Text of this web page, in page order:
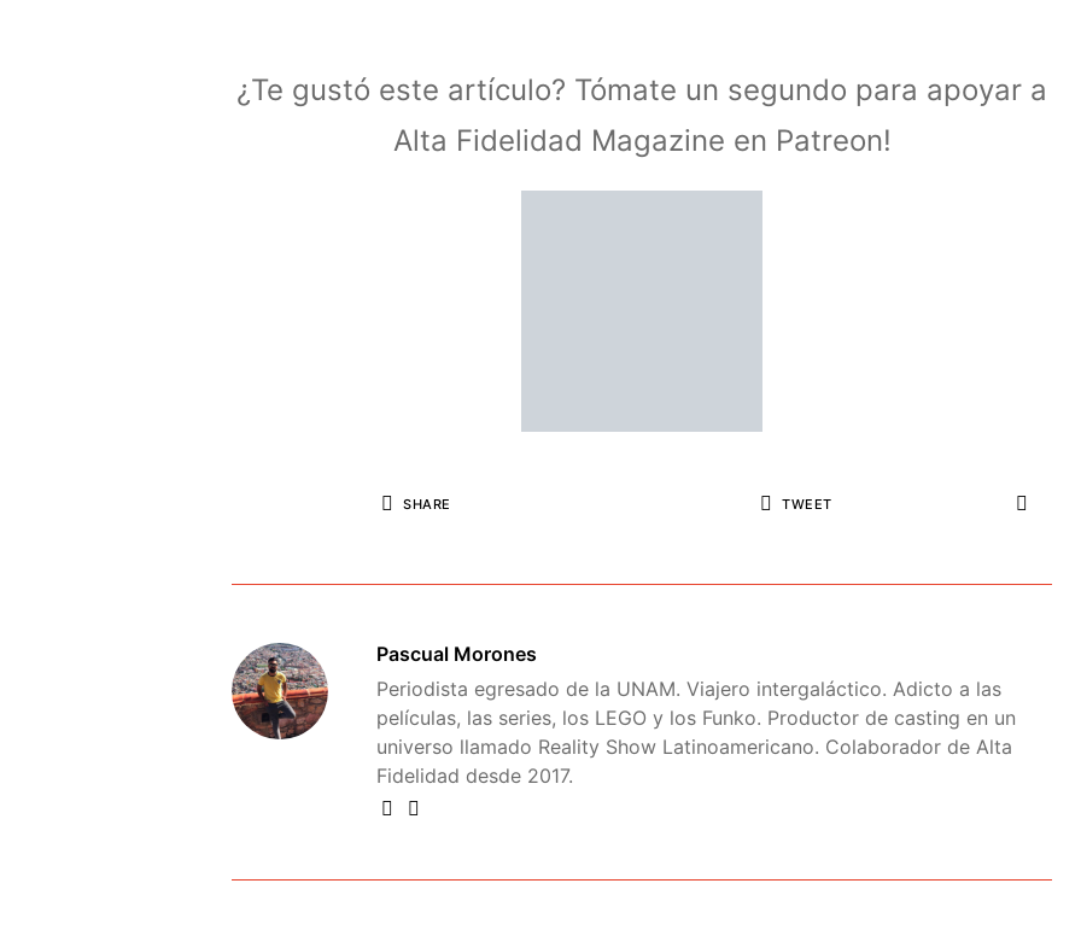
¿Te gustó este artículo? Tómate un segundo para apoyar a
Alta Fidelidad Magazine en Patreon!
SHARE TWEET
Pascual Morones
Periodista egresado de la UNAM. Viajero intergaláctico. Adicto a las
películas, las series, los LEGO y los Funko. Productor de casting en un
universo llamado Reality Show Latinoamericano. Colaborador de Alta
Fidelidad desde 2017.